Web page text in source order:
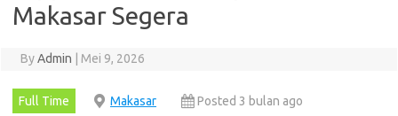
Makasar Segera
ByAdmin Mei 9, 2026
Full Time Makasar Posted 3 bulan ago